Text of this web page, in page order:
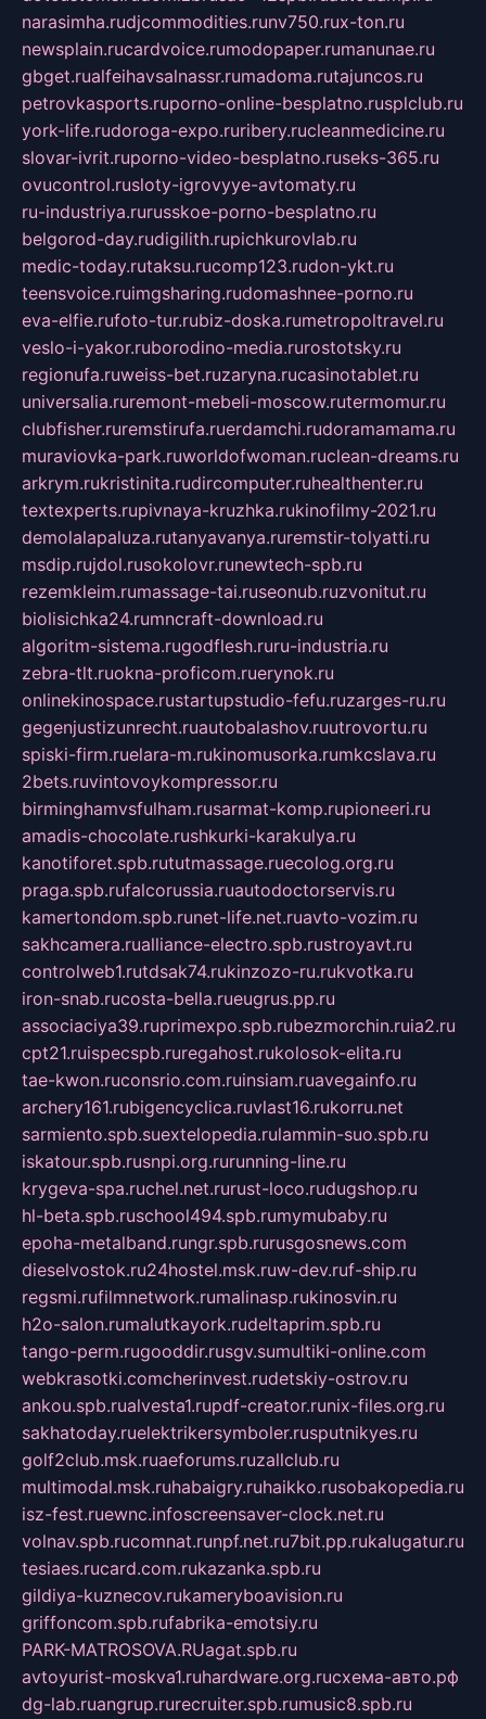
narasimha.rudjcommodities.runv750.rux-ton.ru
newsplain.rucardvoice.rumodopaper.rumanunae.ru
gbget.rualfeihavsalnassr.rumadoma.rutajuncos.ru
petrovkasports.ruporno-online-besplatno.rusplclub.ru
york-life.rudoroga-expo.ruribery.rucleanmedicine.ru
slovar-ivrit.ruporno-video-besplatno.ruseks-365.ru
ovucontrol.rusloty-igrovyye-avtomaty.ru
ru-industriya.rurusskoe-porno-besplatno.ru
belgorod-day.rudigilith.rupichkurovlab.ru
medic-today.rutaksu.rucomp123.rudon-ykt.ru
teensvoice.ruimgsharing.rudomashnee-porno.ru
eva-elfie.rufoto-tur.rubiz-doska.rumetropoltravel.ru
veslo-i-yakor.ruborodino-media.rurostotsky.ru
regionufa.ruweiss-bet.ruzaryna.rucasinotablet.ru
universalia.ruremont-mebeli-moscow.rutermomur.ru
clubfisher.ruremstirufa.ruerdamchi.rudoramamama.ru
muraviovka-park.ruworldofwoman.ruclean-dreams.ru
arkrym.rukristinita.rudircomputer.ruhealthenter.ru
textexperts.rupivnaya-kruzhka.rukinofilmy-2021.ru
demolalapaluza.rutanyavanya.ruremstir-tolyatti.ru
msdip.rujdol.rusokolovr.runewtech-spb.ru
rezemkleim.rumassage-tai.ruseonub.ruzvonitut.ru
biolisichka24.rumncraft-download.ru
algoritm-sistema.rugodflesh.ruru-industria.ru
zebra-tlt.ruokna-proficom.ruerynok.ru
onlinekinospace.rustartupstudio-fefu.ruzarges-ru.ru
gegenjustizunrecht.ruautobalashov.ruutrovortu.ru
spiski-firm.ruelara-m.rukinomusorka.rumkcslava.ru
2bets.ruvintovoykompressor.ru
birminghamvsfulham.rusarmat-komp.rupioneeri.ru
amadis-chocolate.rushkurki-karakulya.ru
kanotiforet.spb.rututmassage.ruecolog.org.ru
praga.spb.rufalcorussia.ruautodoctorservis.ru
kamertondom.spb.runet-life.net.ruavto-vozim.ru
sakhcamera.rualliance-electro.spb.rustroyavt.ru
controlweb1.rutdsak74.rukinzozo-ru.rukvotka.ru
iron-snab.rucosta-bella.rueugrus.pp.ru
associaciya39.ruprimexpo.spb.rubezmorchin.ruia2.ru
cpt21.ruispecspb.ruregahost.rukolosok-elita.ru
tae-kwon.ruconsrio.com.ruinsiam.ruavegainfo.ru
archery161.rubigencyclica.ruvlast16.rukorru.net
sarmiento.spb.suextelopedia.rulammin-suo.spb.ru
iskatour.spb.rusnpi.org.rurunning-line.ru
krygeva-spa.ruchel.net.rurust-loco.rudugshop.ru
hl-beta.spb.ruschool494.spb.rumymubaby.ru
epoha-metalband.rungr.spb.rurusgosnews.com
dieselvostok.ru24hostel.msk.ruw-dev.ruf-ship.ru
regsmi.rufilmnetwork.rumalinasp.rukinosvin.ru
h2o-salon.rumalutkayork.rudeltaprim.spb.ru
tango-perm.rugooddir.rusgv.sumultiki-online.com
webkrasotki.comcherinvest.rudetskiy-ostrov.ru
ankou.spb.rualvesta1.rupdf-creator.runix-files.org.ru
sakhatoday.ruelektrikersymboler.rusputnikyes.ru
golf2club.msk.ruaeforums.ruzallclub.ru
multimodal.msk.ruhabaigry.ruhaikko.rusobakopedia.ru
isz-fest.ruewnc.infoscreensaver-clock.net.ru
volnav.spb.rucomnat.runpf.net.ru7bit.pp.rukalugatur.ru
tesiaes.rucard.com.rukazanka.spb.ru
gildiya-kuznecov.rukameryboavision.ru
griffoncom.spb.rufabrika-emotsiy.ru
PARK-MATROSOVA.RUagat.spb.ru
avtoyurist-moskva1.ruhardware.org.ruсхема-авто.рф
dg-lab.ruangrup.rurecruiter.spb.rumusic8.spb.ru